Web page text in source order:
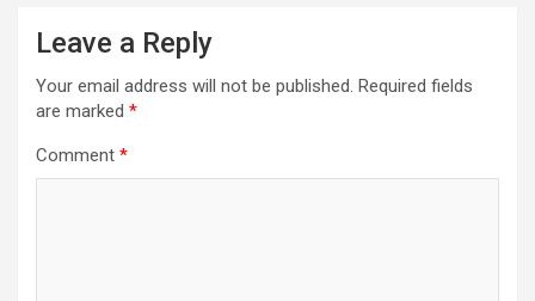
Leave a Reply
Your email address will not be published. Required fields
are marked *
Comment *